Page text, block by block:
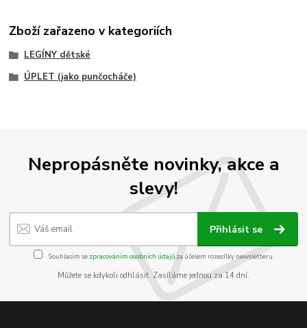
Zboží zařazeno v kategoriích
LEGÍNY dětské
ÚPLET (jako punčocháče)
Nepropásněte novinky, akce a
slevy!
Přihlásit se
Souhlasím se zpracováním osobních údajůza účelem rozesílky newsletteru.
Můžete se kdykoli odhlásit. Zasíláme jednou za 14 dní.